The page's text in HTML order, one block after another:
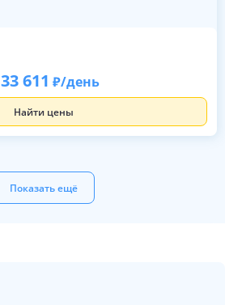
33 611 /день
Найти цены
Показать ещё